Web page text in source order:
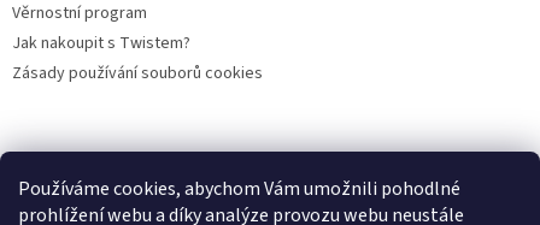
Používáme cookies, abychom Vám umožnili pohodlné
prohlížení webu a díky analýze provozu webu neustále
Věrnostní program
Jak nakoupit s Twistem?
Zásady používání souborů cookies